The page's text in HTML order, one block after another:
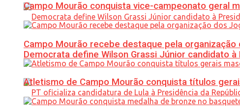
Democrata define Wilson Grassi Júnior candidato à
Campo Mourão conquista vice-campeonato geral
Campo Mourão recebe destaque pela
Atletismo de Campo Mourão conquista títulos